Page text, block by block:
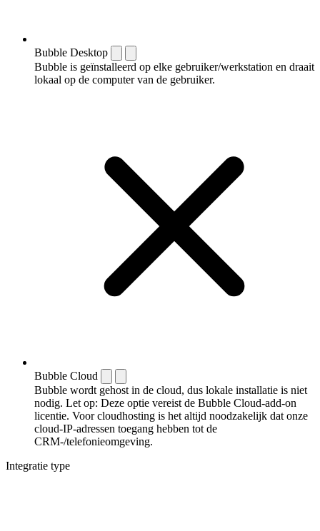
Bubble Desktop
Bubble is geïnstalleerd op elke gebruiker/werkstation en draait
lokaal op de computer van de gebruiker.
Bubble Cloud
Bubble wordt gehost in de cloud, dus lokale installatie is niet
nodig. Let op: Deze optie vereist de Bubble Cloud-add-on
licentie. Voor cloudhosting is het altijd noodzakelijk dat onze
cloud-IP-adressen toegang hebben tot de
CRM-/telefonieomgeving.
Integratie type